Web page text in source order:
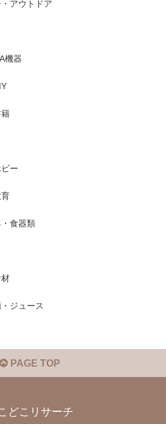
アウトドア
機器
ー
食器類
ジュース
PAGE TOP
どこリサーチ